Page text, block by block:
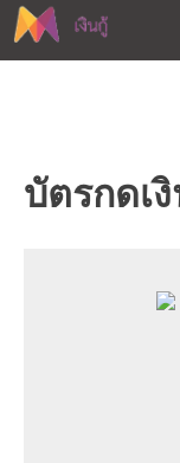
Skip
to
เงินสด
บัตรกดเ